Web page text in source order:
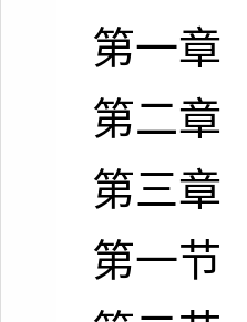
第一章
第二
第三章
第一节